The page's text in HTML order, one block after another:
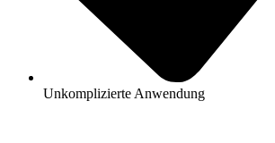
Unkomplizierte Anwendung